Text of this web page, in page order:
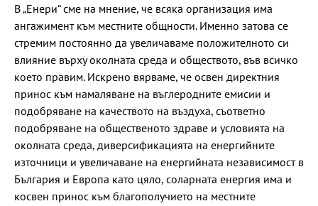
В „Енери“ сме на мнение, че всяка организация има
ангажимент към местните общности. Именно затова се
стремим постоянно да увеличаваме положителното си
влияние върху околната среда и обществото, във всичко
което правим. Искрено вярваме, че освен директния
принос към намаляване на въглеродните емисии и
подобряване на качеството на въздуха, съответно
подобряване на общественото здраве и условията на
околната среда, диверсификацията на енергийните
източници и увеличаване на енергийната независимост в
България и Европа като цяло, соларната енергия има и
косвен принос към благополучието на местните